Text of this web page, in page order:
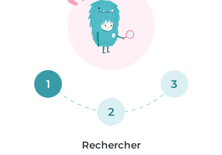
1
2
3
Rechercher